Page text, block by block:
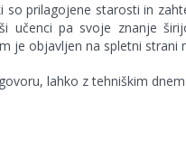
prilagojene starosti in
učenci pa svoje znanje
je objavljen na spletni strani
lahko z tehniškim